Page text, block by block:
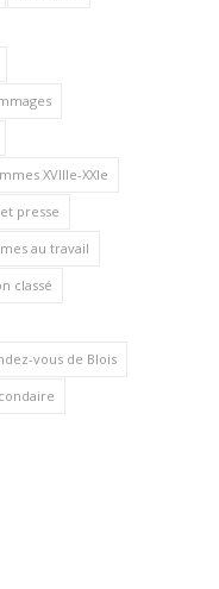
XVIIIe-XXIe
presse
au travail
classé
vous de Blois